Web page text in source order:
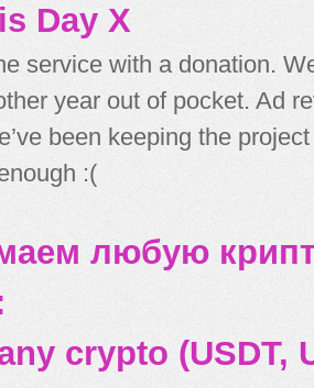
Day X
service with a donation.
year out of pocket. Ad
been keeping the
:(
любую
crypto (USDT,